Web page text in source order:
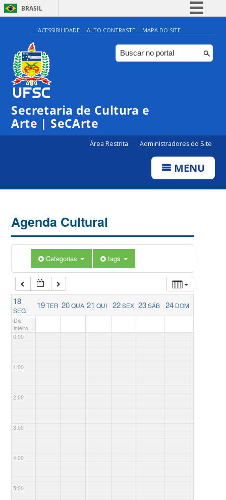
BRASIL
Simplifique!
Comunica BR
Participe
ACESSIBILIDADE ALTO CONTRASTE MAPA DO SITE
Secretaria de Cultura e
Arte | SeCArte
Área Restrita Administradores do Site
MENU
Agenda Cultural
Categorias tags
18
SEG
19TER 20QUA 21 QUI 22SEX 23SÁB 24 DOM
Dia
inteiro
0:00
1:00
2:00
3:00
4:00
5:00